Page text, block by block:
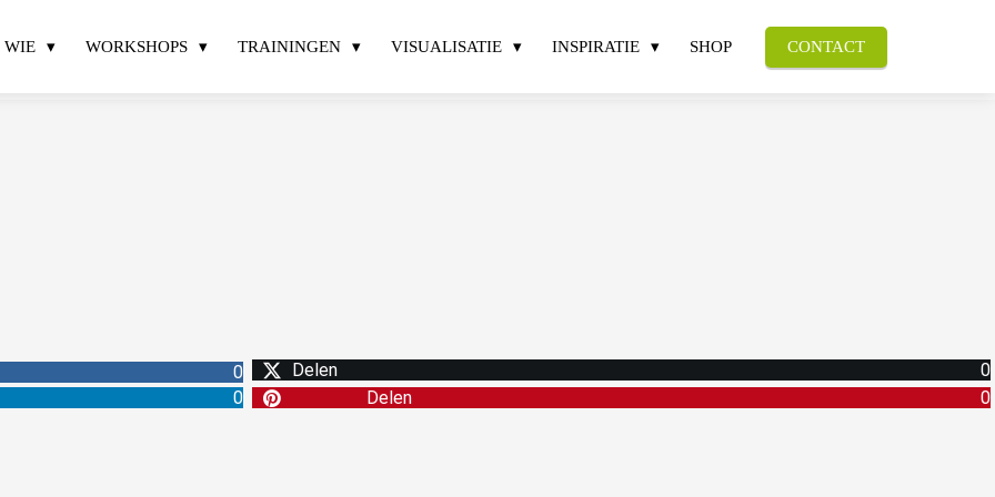
WIE WORKSHOPS TRAININGEN VISUALISATIE INSPIRATIE SHOP CONTACT
0 Delen
0
0 Delen 0